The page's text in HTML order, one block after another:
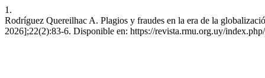
1.
Rodríguez Quereilhac A. Plagios y fraudes en la era de la
2026];22(2):83-6. Disponible en: https://revista.rmu.org.uy/